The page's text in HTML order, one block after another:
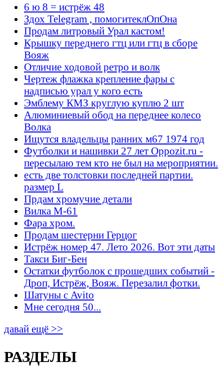
6 ю 8 = истрёж 48
Здох Telegram , помогитеклОпОна
Продам литровый Урал кастом!
Крышку переднего гтц или гтц в сборе
Вояж
Отличие ходовой ретро и волк
Чертеж флажка крепление фары с
надписью урал у кого есть
Эмблему КМЗ круглую куплю 2 шт
Алюминиевый обод на переднее колесо
Волка
Ищутся владельцы ранних м67 1974 год
Футболки и нашивки 27 лет Oppozit.ru -
пересылаю тем кто не был на мероприятии.
есть две толстовки последней партии.
размер L
Прдам хромучие детали
Вилка М-61
Фара хром.
Продам шестерни Герцог
Истрёж номер 47. Лето 2026. Вот эти даты
Такси Биг-Бен
Остатки футболок с прошедших событий -
Дроп, Истрёж, Вояж. Перезалил фотки.
Шатуны с Avito
Мне сегодня 50...
давай ещё >>
РАЗДЕЛЫ